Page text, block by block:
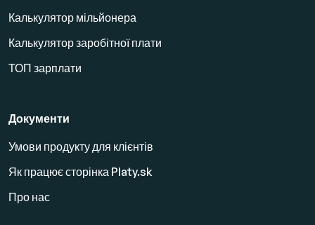
Калькулятор мільйонера
Калькулятор заробітної плати
ТОП зарплати
Документи
Умови продукту для клієнтів
Як працює сторінка Platy.sk
Про нас